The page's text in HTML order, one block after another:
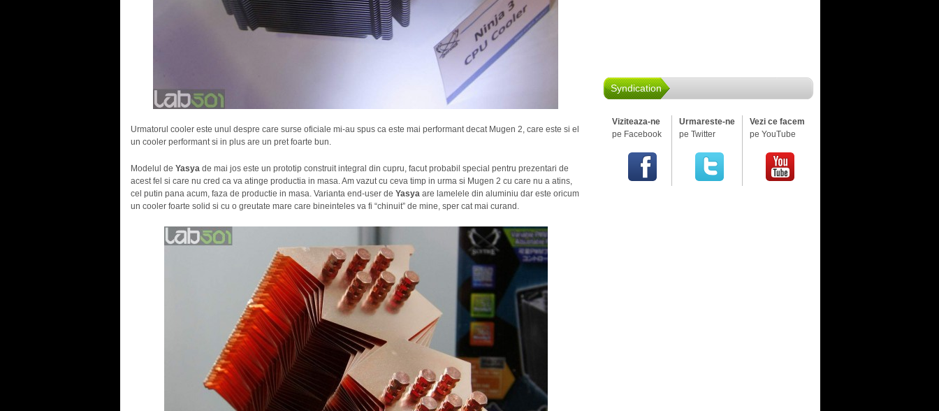
Urmatorul cooler este unul despre care surse oficiale mi-au spus ca este mai performant decat Mugen 2, care este si el
un cooler performant si in plus are un pret foarte bun.
Modelul de Yasyade mai jos este un prototip construit integral din cupru, facut probabil special pentru prezentari de
acest fel si care nu cred ca va atinge productia in masa. Am vazut cu ceva timp in urma si Mugen 2 cu care nu a atins,
cel putin pana acum, faza de productie in masa. Varianta end-user de Yasyaare lamelele din aluminiu dar este oricum
un cooler foarte solid si cu o greutate mare care bineinteles va fi “chinuit” de mine, sper cat mai curand.
Syndication
Viziteaza-ne
pe Facebook
Urmareste-ne
pe Twitter
Vezi ce facem
pe YouTube